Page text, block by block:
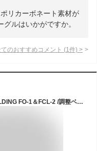
リカーボネート素材が
ルはいかがですか。
のおすすめコメント (1 件) >
度付き スイミングゴーグル セット SPALDING FO-1＆FCL-2 /調整ベルトで【子供用(キッズ)】【女性用（レディース） Sサイズ】